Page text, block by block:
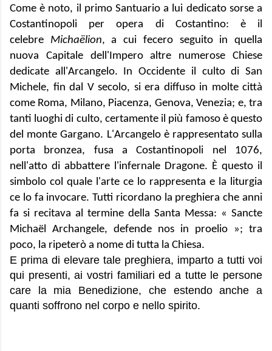
Come è noto, il primo Santuario a lui dedicato sorse a
Costantinopoli per opera di Costantino: è il
celebre Michaëlion, a cui fecero seguito in quella
nuova Capitale dell'Impero altre numerose Chiese
dedicate all'Arcangelo. In Occidente il culto di San
Michele, fin dal V secolo, si era diffuso in molte città
come Roma, Milano, Piacenza, Genova, Venezia; e, tra
tanti luoghi di culto, certamente il più famoso è questo
del monte Gargano. L'Arcangelo è rappresentato sulla
porta bronzea, fusa a Costantinopoli nel 1076,
nell'atto di abbattere l'infernale Dragone. È questo il
simbolo col quale l'arte ce lo rappresenta e la liturgia
ce lo fa invocare. Tutti ricordano la preghiera che anni
fa si recitava al termine della Santa Messa: « Sancte
Michaël Archangele, defende nos in proelio »; tra
poco, la ripeterò a nome di tutta la Chiesa.
E prima di elevare tale preghiera, imparto a tutti voi
qui presenti, ai vostri familiari ed a tutte le persone
care la mia Benedizione, che estendo anche a
quanti soffrono nel corpo e nello spirito.